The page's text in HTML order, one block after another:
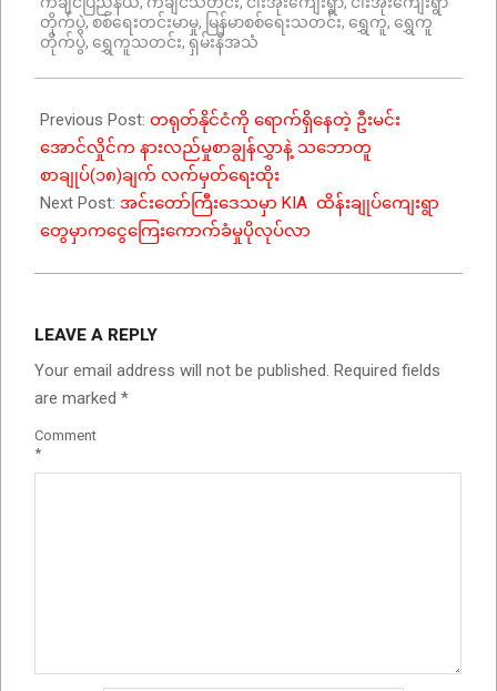
တိုက်ပွဲ, စစ်ရေးတင်းမာမှု, မြန်မာစစ်ရေးသတင်း, ရွှေကူ, ရွှေကူ
တိုက်ပွဲ, ရွှေကူသတင်း, ရှမ်းနီအသံ
Previous Post: တရုတ်နိုင်ငံကို ရောက်ရှိနေတဲ့ ဦးမင်း
အောင်လှိုင်က နားလည်မှုစာချွန်လွှာနဲ့ သဘောတူ
စာချုပ်(၁၈)ချက် လက်မှတ်ရေးထိုး
Next Post: အင်းတော်ကြီးဒေသမှာ KIA ထိန်းချုပ်ကျေးရွာ
တွေမှာကငွေကြေးကောက်ခံမှုပိုလုပ်လာ
LEAVE A REPLY
Your email address will not be published. Required fields
are marked *
Comment
*